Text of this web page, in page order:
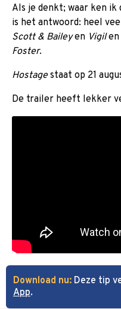
Als je denkt; waar ken ik
is het antwoord: heel
Scott & Baileyen Vigil
Foster.
Hostagestaat op 21
De trailer heeft lekker
Download nu: Deze tip
App.